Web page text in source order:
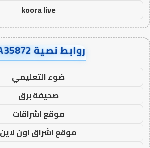
koora live
روابط نصية AA35872
ضوء التعليمي
صحيفة برق
موقع اشراقات
موقع اشراق اون لاين